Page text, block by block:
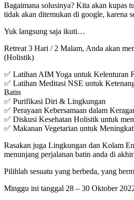
Bagaimana solusinya? Kita akan kupas
tidak akan ditemukan di google, karena
Yuk langsung saja ikuti…
Retreat 3 Hari / 2 Malam, Anda akan
(Holistik)
✅ Latihan AIM Yoga untuk Kelenturan
✅ Latihan Meditasi NSE untuk
Batin
✅ Purifikasi Diri & Lingkungan
✅ Perayaan Kebersamaan dalam
✅ Diskusi Kesehatan Holistik untuk
✅ Makanan Vegetarian untuk
Rasakan juga Lingkungan dan Kolam
menunjang perjalanan batin anda di
Pilihlah sesuatu yang berbeda, yang
Minggu ini tanggal 28 – 30 Oktober